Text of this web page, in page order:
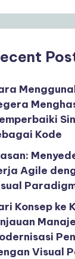
Kode
Agile
Konsep ke
Visual